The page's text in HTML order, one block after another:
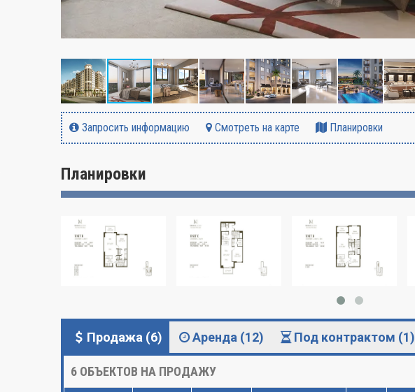
Запросить информацию Смотреть на карте Планировки
Планировки
Продажа (6) Аренда (12) Под контрактом (1)
6 ОБЪЕКТОВ НА ПРОДАЖУ